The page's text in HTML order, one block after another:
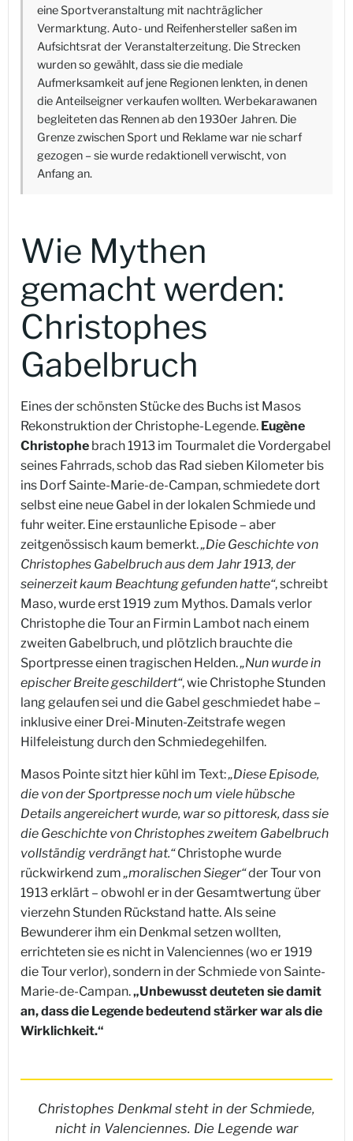
eine Sportveranstaltung mit nachträglicher
Vermarktung. Auto- und Reifenhersteller saßen im
Aufsichtsrat der Veranstalterzeitung. Die Strecken
wurden so gewählt, dass sie die mediale
Aufmerksamkeit auf jene Regionen lenkten, in denen
die Anteilseigner verkaufen wollten. Werbekarawanen
begleiteten das Rennen ab den 1930er Jahren. Die
Grenze zwischen Sport und Reklame war nie scharf
gezogen – sie wurde redaktionell verwischt, von
Anfang an.
Wie Mythen
gemacht werden:
Christophes
Gabelbruch
Eines der schönsten Stücke des Buchs ist Masos
Rekonstruktion der Christophe-Legende. Eugène
Christophe brach 1913 im Tourmalet die Vordergabel
seines Fahrrads, schob das Rad sieben Kilometer bis
ins Dorf Sainte-Marie-de-Campan, schmiedete dort
selbst eine neue Gabel in der lokalen Schmiede und
fuhr weiter. Eine erstaunliche Episode – aber
zeitgenössisch kaum bemerkt.„Die Geschichte von
Christophes Gabelbruch aus dem Jahr 1913, der
seinerzeit kaum Beachtung gefunden hatte“, schreibt
Maso, wurde erst 1919 zum Mythos. Damals verlor
Christophe die Tour an Firmin Lambot nach einem
zweiten Gabelbruch, und plötzlich brauchte die
Sportpresse einen tragischen Helden.„Nun wurde in
epischer Breite geschildert“, wie Christophe Stunden
lang gelaufen sei und die Gabel geschmiedet habe –
inklusive einer Drei-Minuten-Zeitstrafe wegen
Hilfeleistung durch den Schmiedegehilfen.
Masos Pointe sitzt hier kühl im Text:„Diese Episode,
die von der Sportpresse noch um viele hübsche
Details angereichert wurde, war so pittoresk, dass sie
die Geschichte von Christophes zweitem Gabelbruch
vollständig verdrängt hat.“Christophe wurde
rückwirkend zum „moralischen Sieger“der Tour von
1913 erklärt – obwohl er in der Gesamtwertung über
vierzehn Stunden Rückstand hatte. Als seine
Bewunderer ihm ein Denkmal setzen wollten,
errichteten sie es nicht in Valenciennes (wo er 1919
die Tour verlor), sondern in der Schmiede von Sainte-
Marie-de-Campan.„Unbewusst deuteten sie damit
an, dass die Legende bedeutend stärker war als die
Wirklichkeit.“
Christophes Denkmal steht in der Schmiede,
nicht in Valenciennes. Die Legende war